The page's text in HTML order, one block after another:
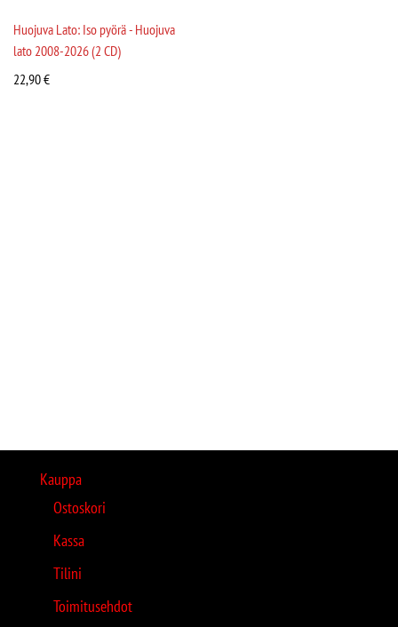
Huojuva Lato: Iso pyörä - Huojuva
lato 2008-2026 (2 CD)
22,90€
Kauppa
Ostoskori
Kassa
Tilini
Toimitusehdot